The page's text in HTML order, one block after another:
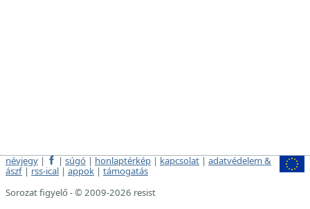
névjegy | | súgó | honlaptérkép | kapcsolat | adatvédelem &
ászf | rss-ical | appok | támogatás
Sorozat figyelő - © 2009-2026 resist